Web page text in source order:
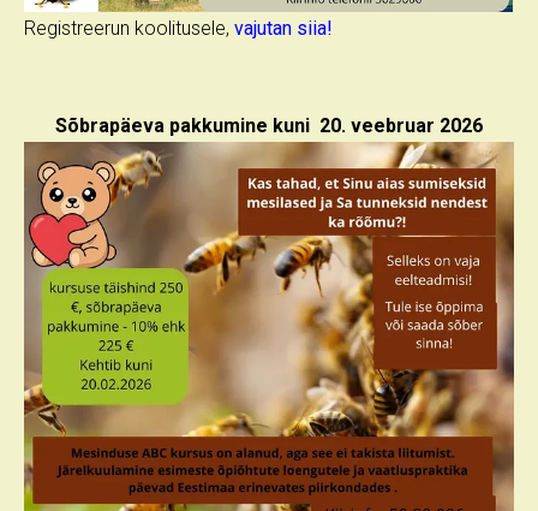
Registreerun koolitusele, vajutan siia!
Sõbrapäeva pakkumine kuni 20. veebruar 2026